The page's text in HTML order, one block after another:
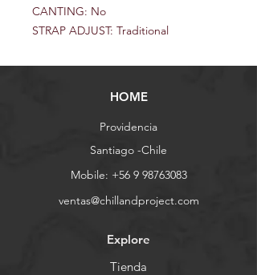
CANTING: No
STRAP ADJUST: Traditional
HOME
Providencia
Santiago -Chile
Mobile: +56 9 98763083
ventas@chillandproject.com
Explore
Tienda